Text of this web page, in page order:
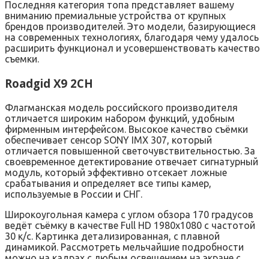
Последняя категория топа представляет вашему
вниманию премиальные устройства от крупных
брендов производителей. Это модели, базирующиеся
на современных технологиях, благодаря чему удалось
расширить функционал и усовершенствовать качество
съемки.
Roadgid X9 2CH
Флагманская модель российского производителя
отличается широким набором функций, удобным
фирменным интерфейсом. Высокое качество съёмки
обеспечивает сенсор SONY IMX 307, который
отличается повышенной светочувствительностью. За
своевременное детектирование отвечает сигнатурный
модуль, который эффективно отсекает ложные
срабатывания и определяет все типы камер,
используемые в России и СНГ.
Широкоугольная камера с углом обзора 170 градусов
ведёт съёмку в качестве Full HD 1980х1080 с частотой
30 к/с. Картинка детализированная, с плавной
динамикой. Рассмотреть мельчайшие подробности